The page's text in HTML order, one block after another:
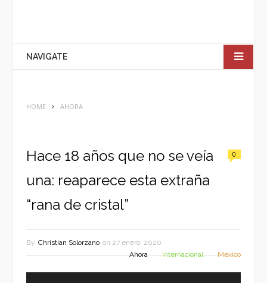
NAVIGATE
HOME AHORA
Hace 18 años que no se veía
una: reaparece esta extraña
“rana de cristal”
0
By Christian Solorzano on 27 enero, 2020
Ahora
Internacional México